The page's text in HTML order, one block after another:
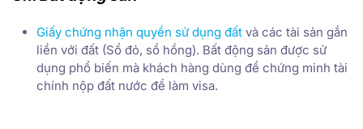
Giấy chứng nhận quyền sử dụng đất và các tài sản gắn
liền với đất (Sổ đỏ, sổ hồng). Bất động sản được sử
dụng phổ biến mà khách hàng dùng để chứng minh tài
chính nộp đất nước để làm visa.